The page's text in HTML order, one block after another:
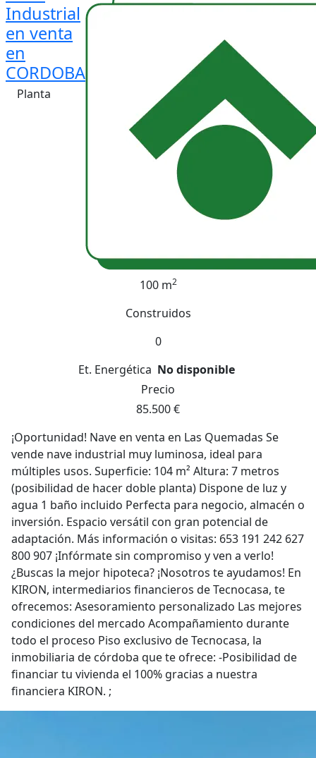
Industrial
en venta
en
CORDOBA
Planta
100 m2
Construidos
0
Et. Energética No disponible
Precio
85.500 €
¡Oportunidad! Nave en venta en Las Quemadas Se
vende nave industrial muy luminosa, ideal para
múltiples usos. Superficie: 104 m² Altura: 7 metros
(posibilidad de hacer doble planta) Dispone de luz y
agua 1 baño incluido Perfecta para negocio, almacén o
inversión. Espacio versátil con gran potencial de
adaptación. Más información o visitas: 653 191 242 627
800 907 ¡Infórmate sin compromiso y ven a verlo!
¿Buscas la mejor hipoteca? ¡Nosotros te ayudamos! En
KIRON, intermediarios financieros de Tecnocasa, te
ofrecemos: Asesoramiento personalizado Las mejores
condiciones del mercado Acompañamiento durante
todo el proceso Piso exclusivo de Tecnocasa, la
inmobiliaria de córdoba que te ofrece: -Posibilidad de
financiar tu vivienda el 100% gracias a nuestra
financiera KIRON. ;